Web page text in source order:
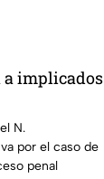
implicados
N.
por el caso de
penal